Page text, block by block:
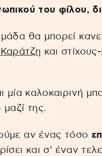
του φίλου,
θα μπορεί
και
μία καλοκαιρινή
της.
αν ένας τόσο
και σ’ έναν